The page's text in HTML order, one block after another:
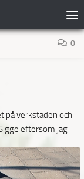
0
på verkstaden och
eftersom jag